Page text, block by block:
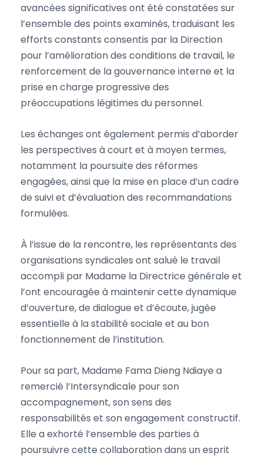
avancées significatives ont été constatées sur
l’ensemble des points examinés, traduisant les
efforts constants consentis par la Direction
pour l’amélioration des conditions de travail, le
renforcement de la gouvernance interne et la
prise en charge progressive des
préoccupations légitimes du personnel.
Les échanges ont également permis d’aborder
les perspectives à court et à moyen termes,
notamment la poursuite des réformes
engagées, ainsi que la mise en place d’un cadre
de suivi et d’évaluation des recommandations
formulées.
À l’issue de la rencontre, les représentants des
organisations syndicales ont salué le travail
accompli par Madame la Directrice générale et
l’ont encouragée à maintenir cette dynamique
d’ouverture, de dialogue et d’écoute, jugée
essentielle à la stabilité sociale et au bon
fonctionnement de l’institution.
Pour sa part, Madame Fama Dieng Ndiaye a
remercié l’Intersyndicale pour son
accompagnement, son sens des
responsabilités et son engagement constructif.
Elle a exhorté l’ensemble des parties à
poursuivre cette collaboration dans un esprit